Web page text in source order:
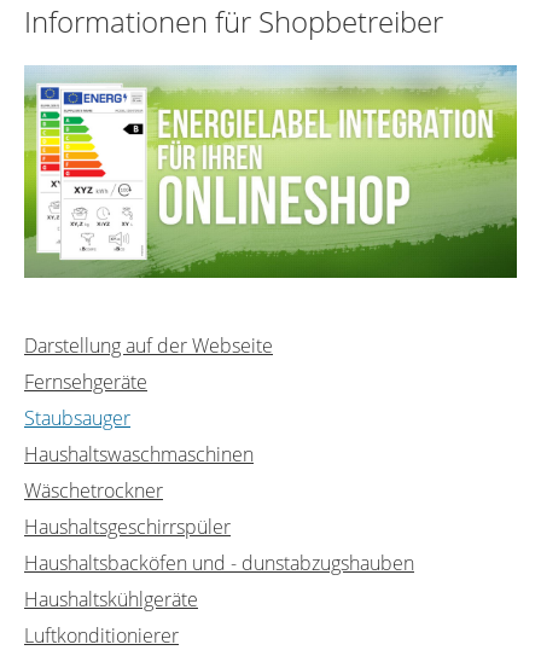
Informationen für Shopbetreiber
Darstellung auf der Webseite
Fernsehgeräte
Staubsauger
Haushaltswaschmaschinen
Wäschetrockner
Haushaltsgeschirrspüler
Haushaltsbacköfen und - dunstabzugshauben
Haushaltskühlgeräte
Luftkonditionierer